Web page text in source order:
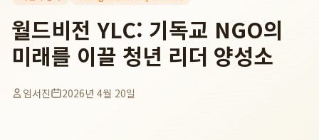
월드비전 YLC: 기독교 NGO의
미래를 이끌 청년 리더 양성소
임서진 2026년 4월 20일